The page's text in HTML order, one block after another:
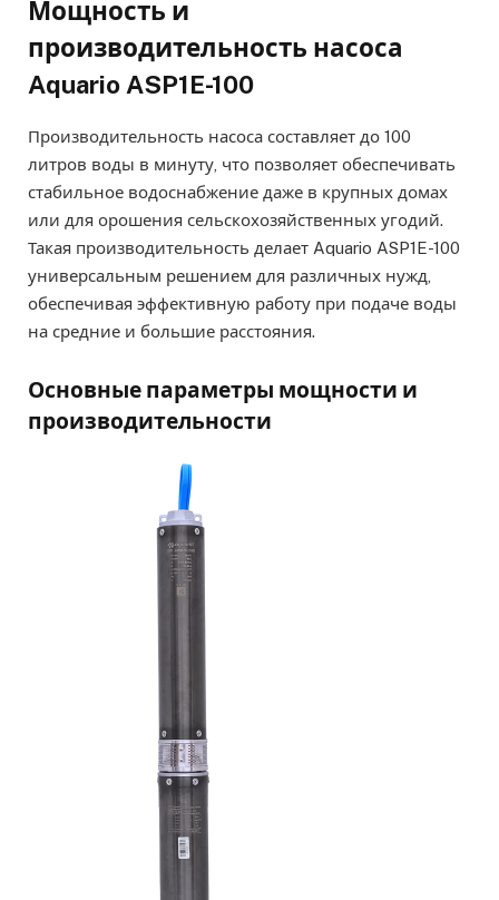
Мощность и
производительность насоса
Aquario ASP1E-100
Производительность насоса составляет до 100
литров воды в минуту, что позволяет обеспечивать
стабильное водоснабжение даже в крупных домах
или для орошения сельскохозяйственных угодий.
Такая производительность делает Aquario ASP1E-100
универсальным решением для различных нужд,
обеспечивая эффективную работу при подаче воды
на средние и большие расстояния.
Основные параметры мощности и
производительности